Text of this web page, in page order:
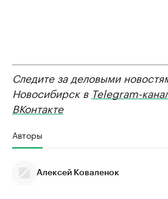
Следите за деловыми
Новосибирск в Telegram-
ВКонтакте
Авторы
Алексей Коваленок